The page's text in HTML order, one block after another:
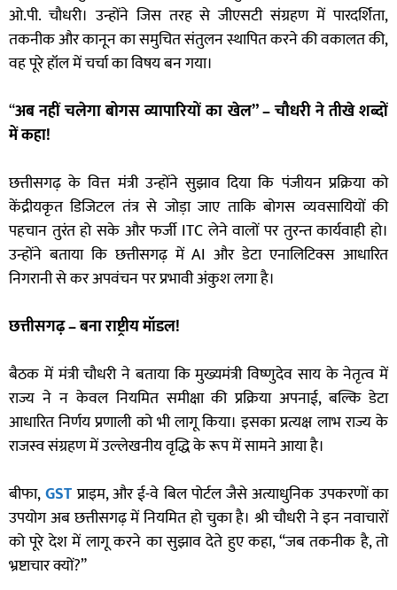
ओ.पी. चौधरी। उन्होंने जिस तरह से जीएसटी संग्रहण में पारदर्शिता,
तकनीक और कानून का समुचित संतुलन स्थापित करने की वकालत की,
वह पूरे हॉल में चर्चा का विषय बन गया।
“अब नहीं चलेगा बोगस व्यापारियों का खेल” – चौधरी ने तीखे शब्दों
में कहा!
छत्तीसगढ़ के वित्त मंत्री उन्होंने सुझाव दिया कि पंजीयन प्रक्रिया को
केंद्रीयकृत डिजिटल तंत्र से जोड़ा जाए ताकि बोगस व्यवसायियों की
पहचान तुरंत हो सके और फर्जी ITC लेने वालों पर तुरन्त कार्यवाही हो।
उन्होंने बताया कि छत्तीसगढ़ में AI और डेटा एनालिटिक्स आधारित
निगरानी से कर अपवंचन पर प्रभावी अंकुश लगा है।
छत्तीसगढ़ – बना राष्ट्रीय मॉडल!
बैठक में मंत्री चौधरी ने बताया कि मुख्यमंत्री विष्णुदेव साय के नेतृत्व में
राज्य ने न केवल नियमित समीक्षा की प्रक्रिया अपनाई, बल्कि डेटा
आधारित निर्णय प्रणाली को भी लागू किया। इसका प्रत्यक्ष लाभ राज्य के
राजस्व संग्रहण में उल्लेखनीय वृद्धि के रूप में सामने आया है।
बीफा,GSTप्राइम, और ई-वे बिल पोर्टल जैसे अत्याधुनिक उपकरणों का
उपयोग अब छत्तीसगढ़ में नियमित हो चुका है। श्री चौधरी ने इन नवाचारों
को पूरे देश में लागू करने का सुझाव देते हुए कहा, “जब तकनीक है, तो
भ्रष्टाचार क्यों?”